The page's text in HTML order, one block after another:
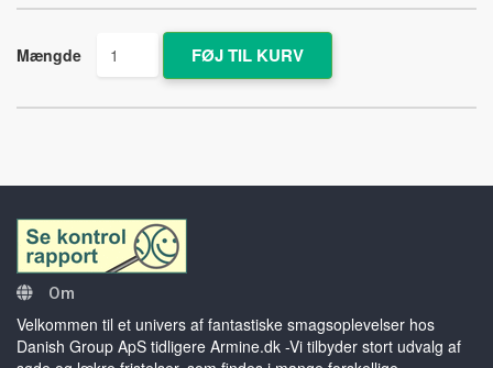
Mængde
Om
Velkommen til et univers af fantastiske smagsoplevelser hos
Danish Group ApS tidligere Armine.dk -Vi tilbyder stort udvalg af